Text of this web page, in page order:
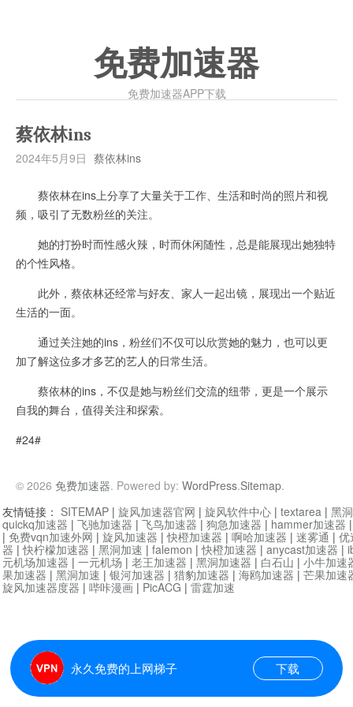
免费加速器
免费加速器APP下载
蔡依林ins
2024年5月9日 蔡依林ins
蔡依林在ins上分享了大量关于工作、生活和时尚的照片和视
频，吸引了无数粉丝的关注。
她的打扮时而性感火辣，时而休闲随性，总是能展现出她独特
的个性风格。
此外，蔡依林还经常与好友、家人一起出镜，展现出一个贴近
生活的一面。
通过关注她的ins，粉丝们不仅可以欣赏她的魅力，也可以更
加了解这位多才多艺的艺人的日常生活。
蔡依林的ins，不仅是她与粉丝们交流的纽带，更是一个展示
自我的舞台，值得关注和探索。
#24#
© 2026 免费加速器. Powered by: WordPress.Sitemap.
永久免费的上网梯子 下载
友情链接： SITEMAP | 旋风加速器官网 | 旋风软件中心 | textarea | 黑
quickq加速器 | 飞驰加速器 | 飞鸟加速器 | 狗急加速器 | hammer加速器
| 免费vqn加速外网 | 旋风加速器 |快橙加速器 | 啊哈加速器 | 迷雾通 | 优
器 |快柠檬加速器 | 黑洞加速 | falemon |快橙加速器 | anycast加速器 |
元机场加速器 | 一元机场 | 老王加速器 | 黑洞加速器 | 白石山 | 小牛加速
果加速器 | 黑洞加速 | 银河加速器 | 猎豹加速器 | 海鸥加速器 | 芒果加速
旋风加速器度器 | 哔咔漫画 | PicACG | 雷霆加速